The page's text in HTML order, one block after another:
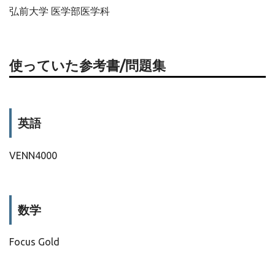
弘前大学 医学部医学科
使っていた参考書/問題集
英語
VENN4000
数学
Focus Gold